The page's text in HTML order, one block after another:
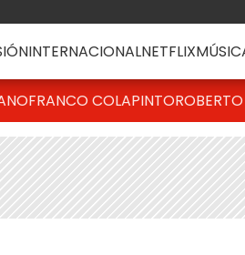
INTERNACIONALNETFLIX
FRANCO COLAPINTO